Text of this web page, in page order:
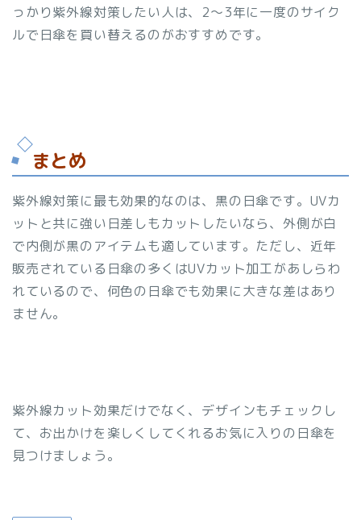
っかり紫外線対策したい人は、2～3年に一度のサイク
ルで日傘を買い替えるのがおすすめです。
まとめ
紫外線対策に最も効果的なのは、黒の日傘です。UVカ
ットと共に強い日差しもカットしたいなら、外側が白
で内側が黒のアイテムも適しています。ただし、近年
販売されている日傘の多くはUVカット加工があしらわ
れているので、何色の日傘でも効果に大きな差はあり
ません。
紫外線カット効果だけでなく、デザインもチェックし
て、お出かけを楽しくしてくれるお気に入りの日傘を
見つけましょう。